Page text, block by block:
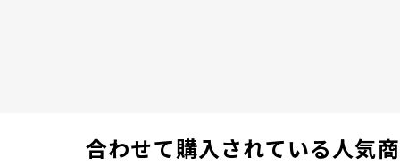
合わせて購入されている人気